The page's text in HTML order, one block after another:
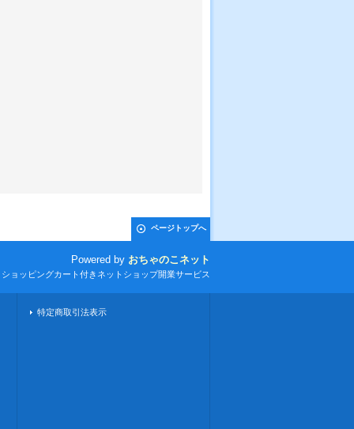
ページトップへ
Powered by おちゃのこネット
ョッピングカート付きネットショップ開業サービス
特定商取引法表示